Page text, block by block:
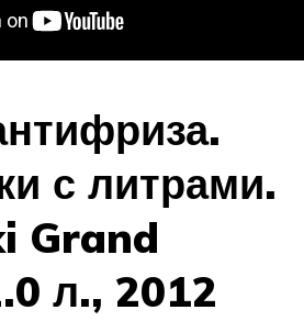
с литрами.
Grand
л., 2012